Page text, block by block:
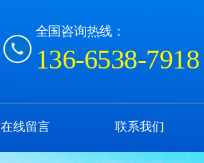
全国咨询热线：
136-6538-7918
在线留言 联系我们